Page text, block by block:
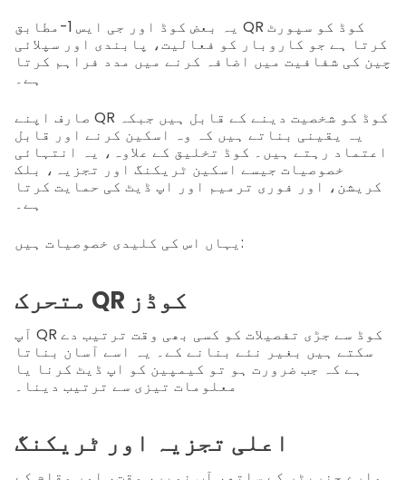
یہ بعض کوڈ اور جی ایس 1-مطابق QR کوڈ کو سپورٹ
کرتا ہے جو کاروبار کو فعالیت، پابندی اور سپلائی
چین کی شفافیت میں اضافہ کرنے میں مدد فراہم کرتا
ہے۔
صارف اپنے QR کوڈ کو شخصیت دینے کے قابل ہیں جبکہ
یہ یقینی بناتے ہیں کہ وہ اسکین کرنے اور قابل
اعتماد رہتے ہیں۔ کوڈ تخلیق کے علاوہ، یہ انتہائی
خصوصیات جیسے اسکین ٹریکنگ اور تجزیہ، بلک
کریشن، اور فوری ترمیم اور اپ ڈیٹ کی حمایت کرتا
ہے۔
یہاں اس کی کلیدی خصوصیات ہیں:
متحرک QR کوڈز
آپ QR کوڈ سے جڑی تفصیلات کو کسی بھی وقت ترتیب دے
سکتے ہیں بغیر نئے بنانے کے۔ یہ اسے آسان بناتا
ہے کہ جب ضرورت ہو تو کیمپین کو اپ ڈیٹ کرنا یا
معلومات تیزی سے ترتیب دینا۔
اعلی تجزیہ اور ٹریکنگ